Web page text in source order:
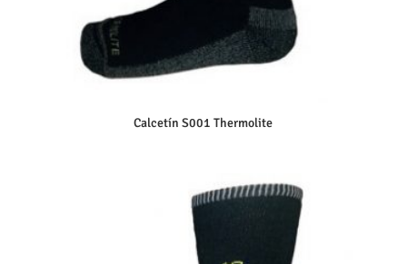
Calcetín S001 Thermolite